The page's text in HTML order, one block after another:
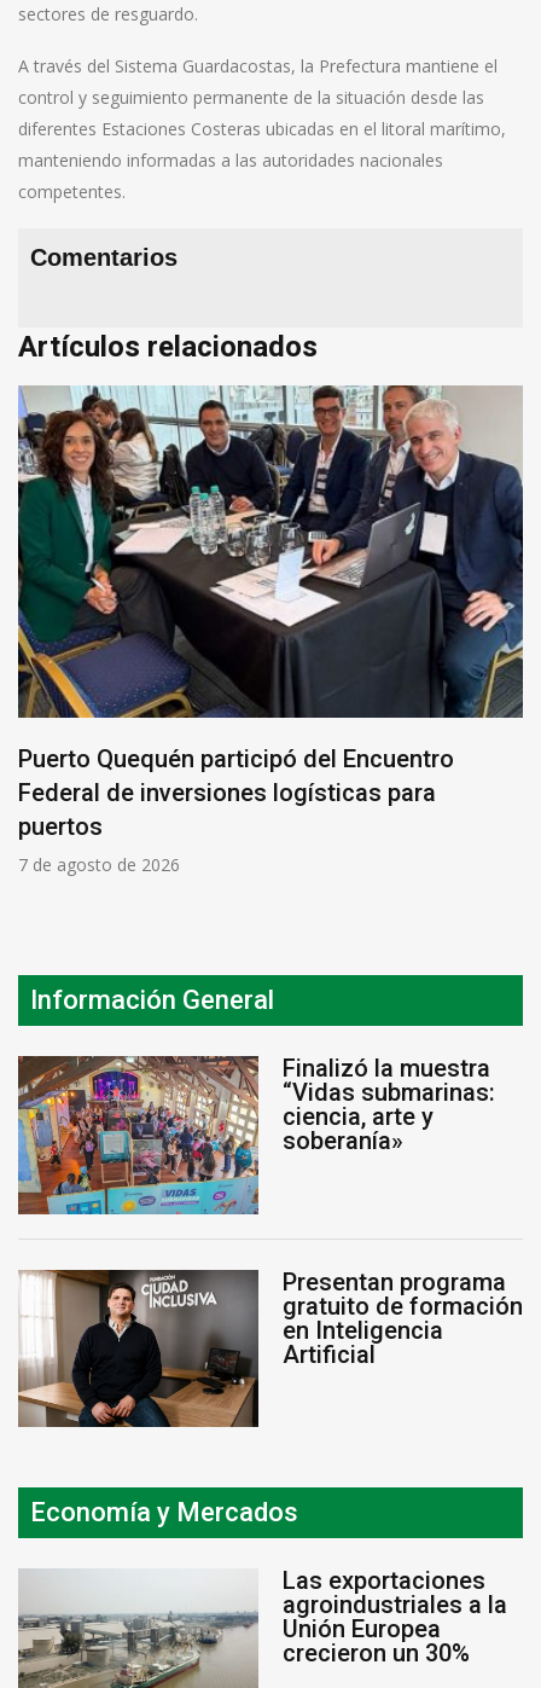
sectores de resguardo.
A través del Sistema Guardacostas, la Prefectura mantiene el
control y seguimiento permanente de la situación desde las
diferentes Estaciones Costeras ubicadas en el litoral marítimo,
manteniendo informadas a las autoridades nacionales
competentes.
Comentarios
Artículos relacionados
Puerto Quequén participó del Encuentro
Federal de inversiones logísticas para
puertos
7 de agosto de 2026
Información General
Finalizó la muestra
“Vidas submarinas:
ciencia, arte y
soberanía»
Presentan programa
gratuito de formación
en Inteligencia
Artificial
Economía y Mercados
Las exportaciones
agroindustriales a la
Unión Europea
crecieron un 30%